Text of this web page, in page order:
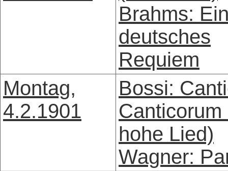
Brahms:
deutsches
Requiem
Montag,
4.2.1901
Bossi:
Canticorum
hohe Lied)
Wagner: